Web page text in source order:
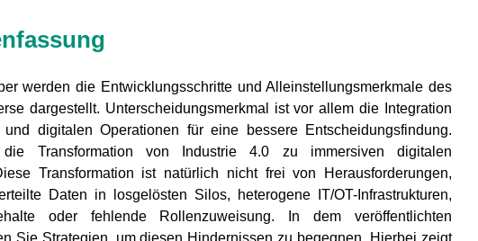
werden die Entwicklungsschritte und Alleinstellungsmerkmale des
dargestellt. Unterscheidungsmerkmal ist vor allem die Integration
digitalen Operationen für eine bessere Entscheidungsfindung.
Transformation von Industrie 4.0 zu immersiven digitalen
Transformation ist natürlich nicht frei von Herausforderungen,
Daten in losgelösten Silos, heterogene IT/OT-Infrastrukturen,
oder fehlende Rollenzuweisung. In dem veröffentlichten
Sie Strategien, um diesen Hindernissen zu begegnen. Hierbei zeigt